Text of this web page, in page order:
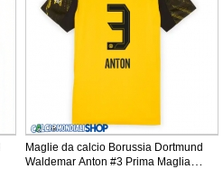
Maglie da calcio Borussia Dortmund
Waldemar Anton #3 Prima Maglia